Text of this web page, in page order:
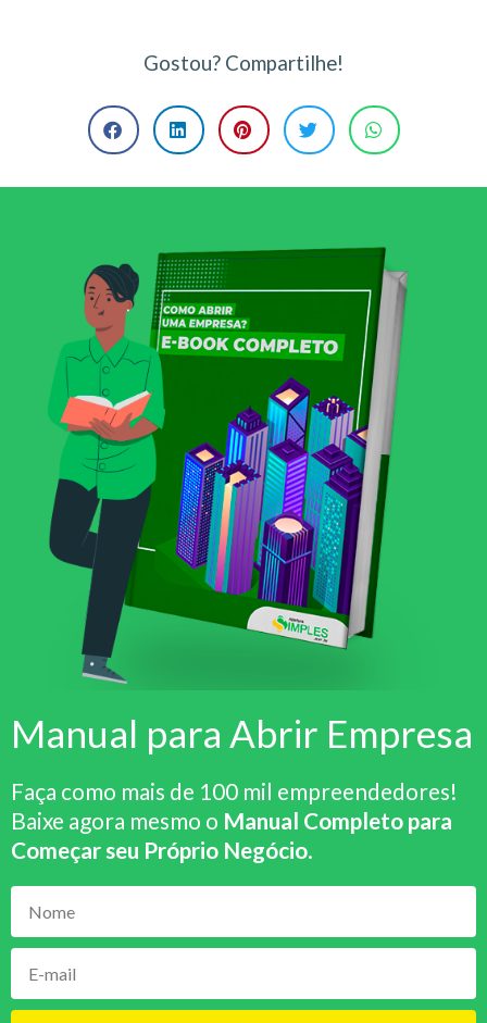
Gostou? Compartilhe!
Manual para Abrir Empresa
Faça como mais de 100 mil empreendedores!
Baixe agora mesmo o Manual Completo para
Começar seu Próprio Negócio.